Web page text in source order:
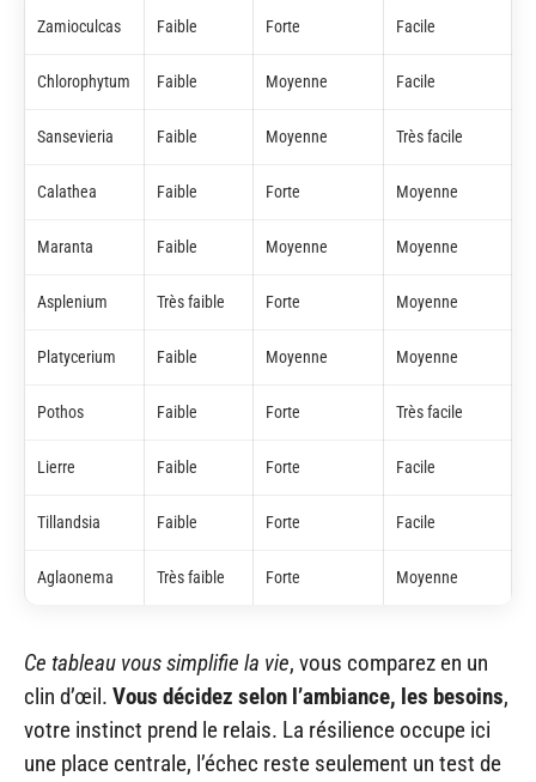
Zamioculcas Faible Forte Facile
Chlorophytum Faible Moyenne Facile
Sansevieria Faible Moyenne Très facile
Calathea Faible Forte Moyenne
Maranta Faible Moyenne Moyenne
Asplenium Très faible Forte Moyenne
Platycerium Faible Moyenne Moyenne
Pothos Faible Forte Très facile
Lierre Faible Forte Facile
Tillandsia Faible Forte Facile
Aglaonema Très faible Forte Moyenne
Ce tableau vous simplifie la vie, vous comparez en un
clin d’œil. Vous décidez selon l’ambiance, les besoins,
votre instinct prend le relais. La résilience occupe ici
une place centrale, l’échec reste seulement un test de